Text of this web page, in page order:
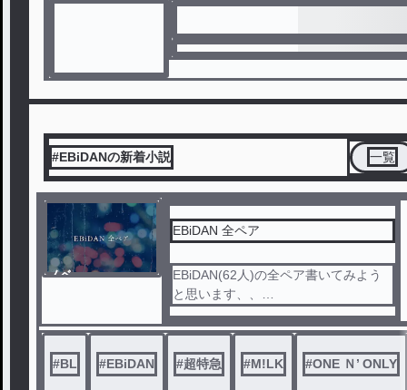
#EBiDANの新着小説 一覧
ノベ
EBiDAN 全ペア
EBiDAN(62人)の全ペア書いてみよう
と思います、、
ペア数が多いので1ペア1話完結です！
#BL #EBiDAN #超特急 #M!LK #ONE Ｎ’ ONLY